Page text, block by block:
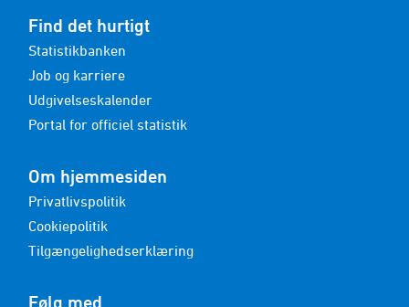
Find det hurtigt
Statistikbanken
Job og karriere
Udgivelseskalender
Portal for officiel statistik
Om hjemmesiden
Privatlivspolitik
Cookiepolitik
Tilgængelighedserklæring
Følg med